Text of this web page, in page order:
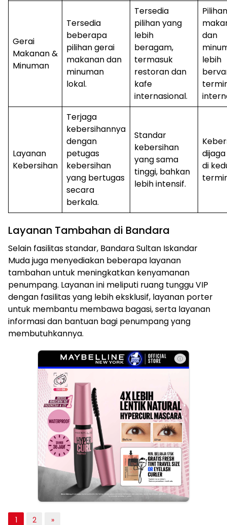
Gerai
Makanan &
Minuman
Tersedia
beberapa
pilihan gerai
makanan dan
minuman
lokal.
Tersedia
pilihan yang
lebih
beragam,
termasuk
restoran dan
kafe
internasional.
Pilihan
dan
lebih
Layanan
Kebersihan
Terjaga
kebersihannya
dengan
petugas
kebersihan
yang bertugas
secara
berkala.
Standar
kebersihan
yang sama
tinggi, bahkan
lebih intensif.
di
Layanan Tambahan di Bandara
Selain fasilitas standar, Bandara Sultan Iskandar
Muda juga menyediakan beberapa layanan
tambahan untuk meningkatkan kenyamanan
penumpang. Layanan ini meliputi ruang tunggu VIP
dengan fasilitas yang lebih eksklusif, layanan porter
untuk membantu membawa bagasi, serta layanan
informasi dan bantuan bagi penumpang yang
membutuhkannya.
ⓘ
1 2 »